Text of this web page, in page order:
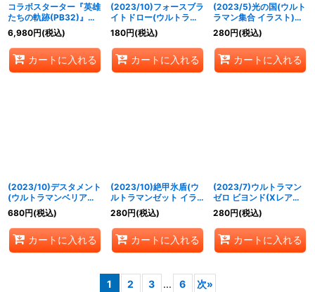
コラボスターター『英雄
たちの軌跡(PB32)』
【-】{-}《サプライ》
6,980円(税込)
カートに入れる
(2023/10)フォースブラ
イトドロー(ウルトラマ
ンギンガ イラスト)
【C】{SD55-013}
《赤》
180円(税込)
カートに入れる
(2023/5)光の国(ウルト
ラマン集合 イラスト)
【R】{CB01-056}
《青》
280円(税込)
カートに入れる
(2023/10)デスタメント
(ウルトラマンベリアル
イラスト)【C】{BS52-
069}《紫》
680円(税込)
カートに入れる
(2023/10)絶甲氷盾(ウ
ルトラマンゼット イラ
スト)【C】{SD56-
RV009}《白》
280円(税込)
カートに入れる
(2023/7)ウルトラマン
ゼロ ビヨンド(Xレア仕
様/PB32収録)【CP】
{PB08-CP03}《青》
280円(税込)
カートに入れる
1 2 3 ... 6 次»